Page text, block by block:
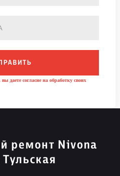
даете согласие на обработку своих
ремонт Nivona